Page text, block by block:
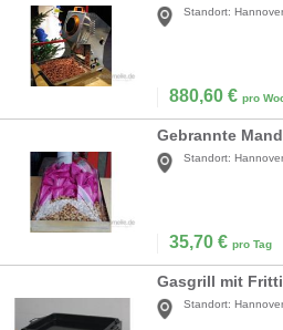
Standort: Hannover
880,60 € pro
Gebrannte
Standort: Hannover
35,70 € pro Tag
Gasgrill mit
Standort: Hannover